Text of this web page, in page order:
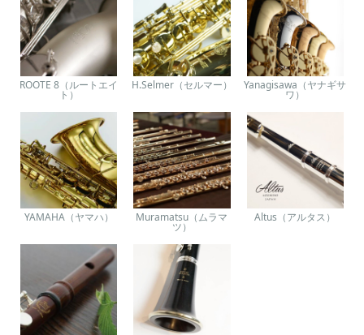
ROOTE 8（ルートエイ
ト）
H.Selmer（セルマー） Yanagisawa（ヤナギサ
ワ）
YAMAHA（ヤマハ） Muramatsu（ムラマ
ツ）
Altus（アルタス）